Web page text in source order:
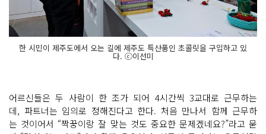
한 시민이 제주도에서 오는 길에 제주도 특산품인 초콜릿을 구입하고 있
다. ⓒ이선미
어르신들은 두 사람이 한 조가 되어 4시간씩 3교대로 근무하는
데, 파트너는 임의로 정해진다고 한다. 처음 만나서 함께 근무하
는 것이어서 “짝꿍이랑 잘 맞는 것도 중요한 문제겠네요?”라고 묻